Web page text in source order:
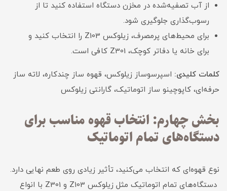
از آب تصفیه‌شده در مخزن دستگاه استفاده کنید تا از
رسوب‌گذاری جلوگیری شود.
برای محیط‌های پرمصرف، زیلوکس Z103 را انتخاب کنید و
برای خانه یا دفاتر کوچک، Z301 کافی است.
کلمات کلیدی: اسپرسوساز زیلوکس، قهوه ساز چندکاره، لاته ساز
حرفه‌ای، کاپوچینو ساز اتوماتیک، گارانتی زیلوکس
بخش چهارم: انتخاب قهوه مناسب برای
دستگاه‌های تمام اتوماتیک
نوع قهوه‌ای که انتخاب می‌کنید، تأثیر زیادی روی طعم نهایی دارد.
دستگاه‌های تمام اتوماتیک مثل زیلوکس Z103 و Z301 با انواع